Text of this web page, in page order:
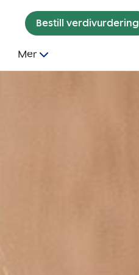
Bestill verdivurdering
Mer